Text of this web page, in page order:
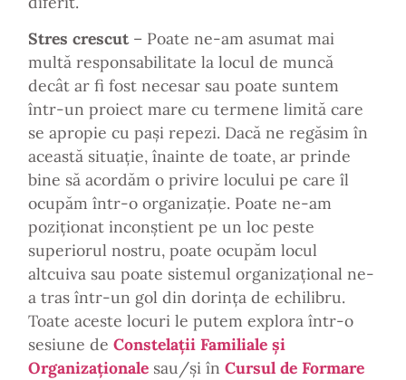
Stres crescut– Poate ne-am asumat mai
multă responsabilitate la locul de muncă
decât ar fi fost necesar sau poate suntem
într-un proiect mare cu termene limită care
se apropie cu pași repezi. Dacă ne regăsim în
această situație, înainte de toate, ar prinde
bine să acordăm o privire locului pe care îl
ocupăm într-o organizație. Poate ne-am
poziționat inconștient pe un loc peste
superiorul nostru, poate ocupăm locul
altcuiva sau poate sistemul organizațional ne-
a tras într-un gol din dorința de echilibru.
Toate aceste locuri le putem explora într-o
sesiune deConstelații Familiale și
Organizaționale sau/și înCursul de Formare